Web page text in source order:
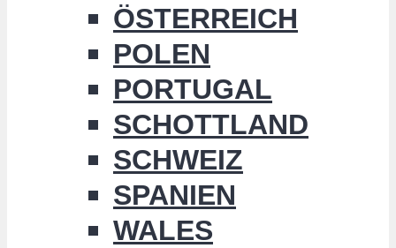
ÖSTERREICH
POLEN
PORTUGAL
SCHOTTLAND
SCHWEIZ
SPANIEN
WALES